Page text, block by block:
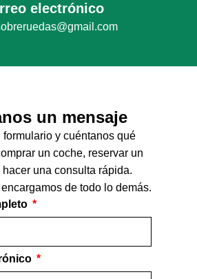
electrónico
un mensaje
formulario y cuéntanos qué
un coche, reservar un
una consulta rápida.
de todo lo demás.